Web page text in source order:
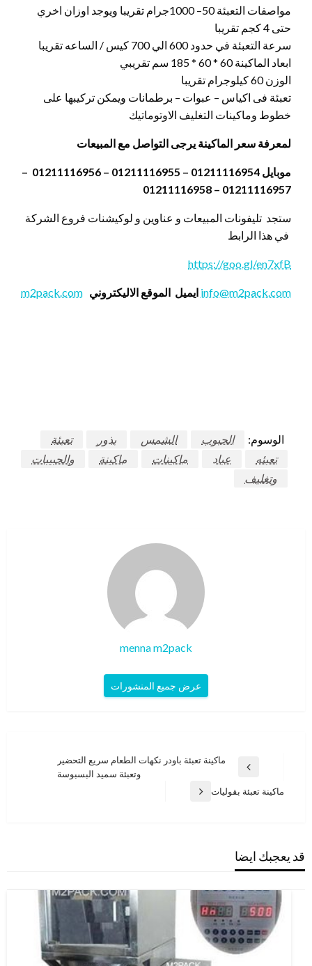
مواصفات التعبئة 50– 1000جرام تقريبا ويوجد اوزان اخري
حتى 4 كجم تقريبا
سرعة التعبئة في حدود 600 الي 700 كيس / الساعه تقريبا
ابعاد الماكينة 60 * 60 * 185 سم تقريبي
الوزن 60 كيلوجرام تقريبا
تعبئة فى اكياس – عبوات – برطمانات ويمكن تركيبها على
خطوط وماكينات التغليف الاوتوماتيك
لمعرفة سعر الماكينة يرجى التواصل مع المبيعات
موبايل 01211116954 – 01211116955 – 01211116956 –
01211116957 – 01211116958
ستجد تليفونات المبيعات و عناوين و لوكيشنات فروع الشركة
في هذا الرابط
https://goo.gl/en7xfB
info@m2pack.com ايميل الموقع الاليكتروني m2pack.com
الوسوم: الحبوب الشمس بذور
تعبئة
تعبئه
عباد ماكينات ماكينة
والحبيبات
وتغليف
menna m2pack
عرض جميع المنشورات
المقالة
ماكينة تعبئة باودر نكهات الطعام سريع التحضير
وتعبئة سميد البسبوسة
المقالة
ماكينة تعبئة بقوليات
قد يعجبك ايضا